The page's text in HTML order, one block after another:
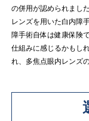
の併用が認められまし
レンズを用いた白内障
障手術自体は健康保険
仕組みに感じるかもし
れ、多焦点眼内レンズ